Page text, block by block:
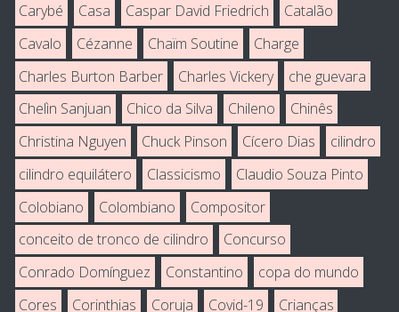
Carybé
Casa Caspar David Friedrich
Catalão
Cavalo
Cézanne Chaïm Soutine
Charge
Charles Burton Barber
Charles Vickery
che guevara
Chelìn Sanjuan
Chico da Silva Chileno
Chinês
Christina Nguyen
Chuck Pinson Cícero Dias
cilindro
cilindro equilátero
Classicismo
Claudio Souza Pinto
Colobiano
Colombiano
Compositor
conceito de tronco de cilindro
Concurso
Conrado Domínguez
Constantino
copa do mundo
Cores
Corinthias Coruja Covid-19
Crianças